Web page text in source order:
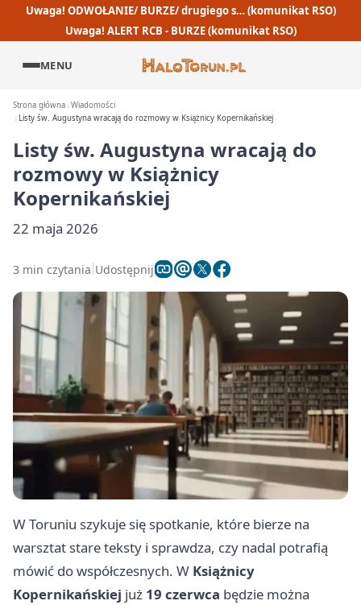
Uwaga! ODWOŁANIE/ BURZE/ drugiego s… (komunikat RSO)
Uwaga! ALERT RCB - BURZE (komunikat RSO)
MENU
Strona główna Wiadomości
Listy św. Augustyna wracają do rozmowy w Książnicy Kopernikańskiej
Listy św. Augustyna wracają do
rozmowy w Książnicy
Kopernikańskiej
22 maja 2026
3 min czytania Udostępnij
W Toruniu szykuje się spotkanie, które bierze na
warsztat stare teksty i sprawdza, czy nadal potrafią
mówić do współczesnych. W Książnicy
Kopernikańskiej już 19 czerwca będzie można